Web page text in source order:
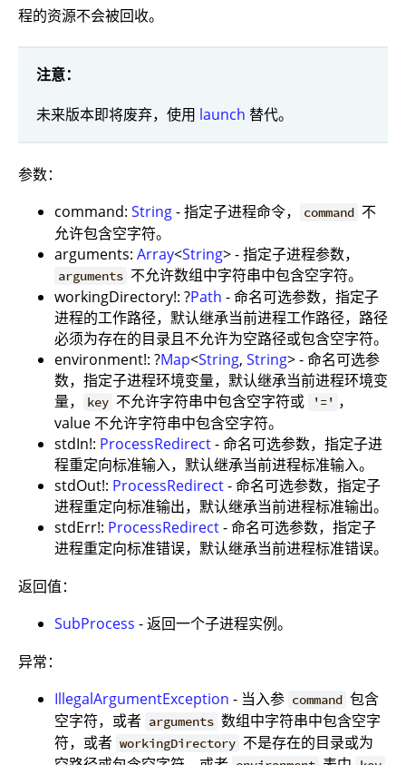
程的资源不会被回收。
注意：
未来版本即将废弃，使用 launch 替代。
参数：
command: String- 指定子进程命令， command 不
允许包含空字符。
arguments: Array<String> - 指定子进程参数，
arguments 不允许数组中字符串中包含空字符。
workingDirectory!: ?Path - 命名可选参数，指定子
进程的工作路径，默认继承当前进程工作路径，路径
必须为存在的目录且不允许为空路径或包含空字符。
environment!: ?Map<String, String> - 命名可选参
数，指定子进程环境变量，默认继承当前进程环境变
量，
key 不允许字符串中包含空字符或 '=' ，
value 不允许字符串中包含空字符。
stdIn!: ProcessRedirect- 命名可选参数，指定子进
程重定向标准输入，默认继承当前进程标准输入。
stdOut!: ProcessRedirect- 命名可选参数，指定子
进程重定向标准输出，默认继承当前进程标准输出。
stdErr!: ProcessRedirect- 命名可选参数，指定子
进程重定向标准错误，默认继承当前进程标准错误。
返回值：
SubProcess - 返回一个子进程实例。
异常：
IllegalArgumentException - 当入参 command 包含
空字符，或者 arguments 数组中字符串中包含空字
符，或者 workingDirectory 不是存在的目录或为